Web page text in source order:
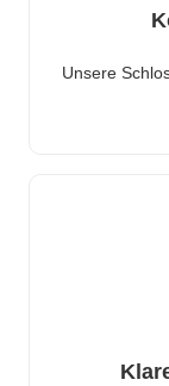
Unsere